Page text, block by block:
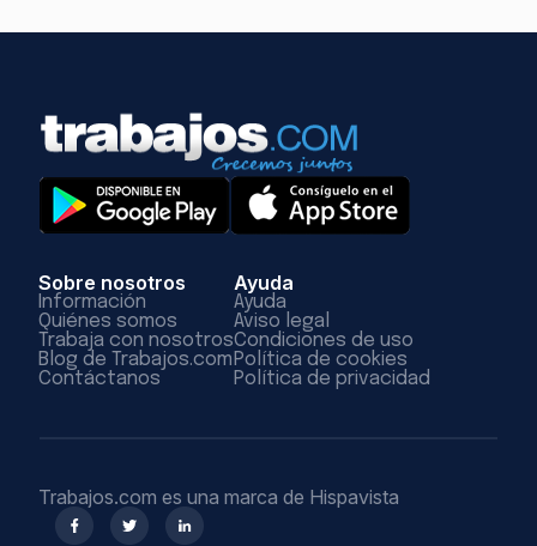
Sobre nosotros
Información
Quiénes somos
Trabaja con nosotros
Blog de Trabajos.com
Contáctanos
Ayuda
Ayuda
Aviso legal
Condiciones de uso
Política de cookies
Política de privacidad
Trabajos.com es una marca de Hispavista